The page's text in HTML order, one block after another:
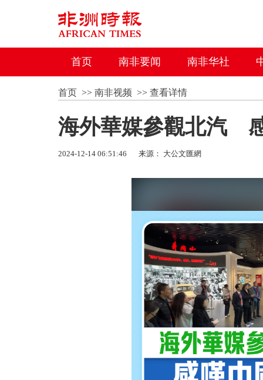
首页 南非要闻 南非华社
首页>> 南非视频 >> 查看详情
海外華媒參觀北汽
2024-12-14 06:51:46 来源： 大公文匯網